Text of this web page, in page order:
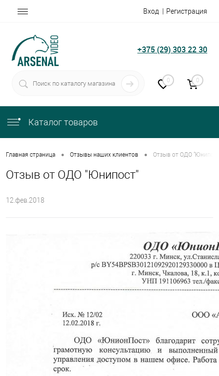
Вход Регистрация
+375 (29) 303 22 30
0 0
Каталог товаров
Главная страница • Отзывы наших клиентов • Отзыв от ОДО
Отзыв от ОДО "Юнипост"
12.фев.2018